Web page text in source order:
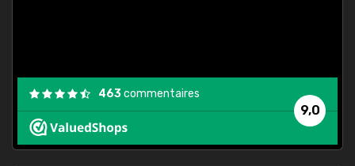
9,0
463commentaires